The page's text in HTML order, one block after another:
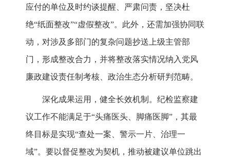
应付的单位及时约谈提醒、严肃问责，坚决杜
绝“纸面整改”“虚假整改”。此外，还需加强协同联
动，对涉及多部门的复杂问题抄送上级主管部
门，形成整改合力，并将整改落实情况纳入党风
廉政建设责任制考核、政治生态分析研判范畴。
深化成果运用，健全长效机制。纪检监察建
议工作不能满足于“头痛医头、脚痛医脚”，其最
终目标是实现“查处一案、警示一片、治理一
域”。要以督促整改为契机，推动被建议单位跳出